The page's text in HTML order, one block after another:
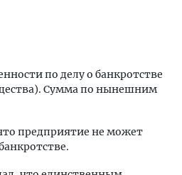
по делу о банкротстве
Сумма по нынешним
предприятие не может